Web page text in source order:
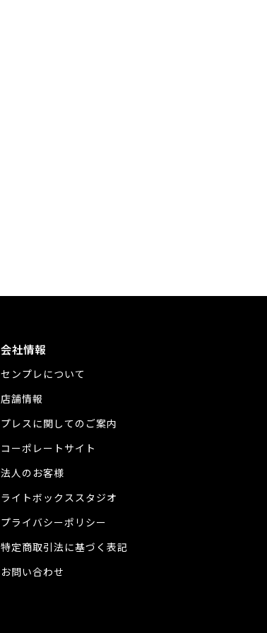
会社情報
センプレについて
店舗情報
プレスに関してのご案内
コーポレートサイト
法人のお客様
ライトボックススタジオ
プライバシーポリシー
特定商取引法に基づく表記
お問い合わせ